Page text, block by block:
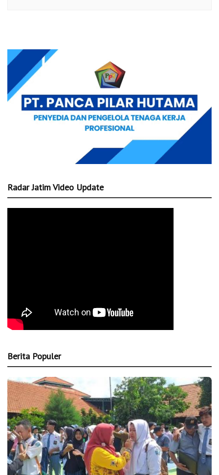
Radar Jatim Video Update
Berita Populer